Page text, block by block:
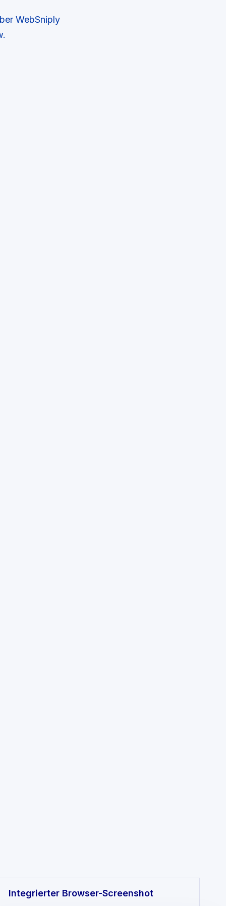
WebSniply
Integrierter Browser-Screenshot